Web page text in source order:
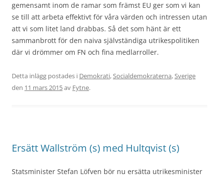
gemensamt inom de ramar som främst EU ger som vi kan
se till att arbeta effektivt för våra värden och intressen utan
att vi som litet land drabbas. Så det som hänt är ett
sammanbrott för den naiva självständiga utrikespolitiken
där vi drömmer om FN och fina medlarroller.
Detta inlägg postades i Demokrati,Socialdemokraterna,Sverige
den 11 mars 2015av Fytne.
Ersätt Wallström (s) med Hultqvist (s)
Statsminister Stefan Löfven bör nu ersätta utrikesminister